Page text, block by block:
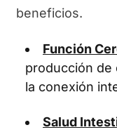
beneficios.
Función
producción de
la conexión
Salud